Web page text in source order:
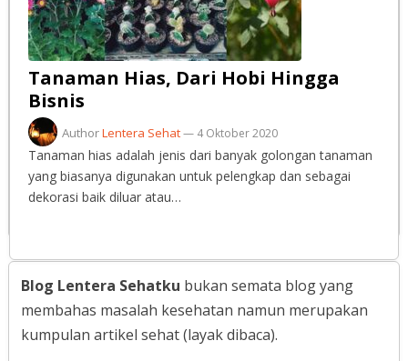
Tanaman Hias, Dari Hobi Hingga
Bisnis
AuthorLentera Sehat— 4 Oktober 2020
Tanaman hias adalah jenis dari banyak golongan tanaman
yang biasanya digunakan untuk pelengkap dan sebagai
dekorasi baik diluar atau…
Blog Lentera Sehatku bukan semata blog yang
membahas masalah kesehatan namun merupakan
kumpulan artikel sehat (layak dibaca).